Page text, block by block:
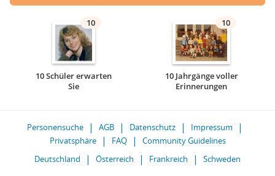
10
10 Schüler erwarten
Sie
10
10 Jahrgänge voller
Erinnerungen
Personensuche AGB Datenschutz
Impressum
Privatsphäre
FAQ
Community Guidelines
Deutschland
Österreich Frankreich Schweden